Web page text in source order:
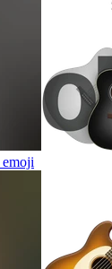
emoji